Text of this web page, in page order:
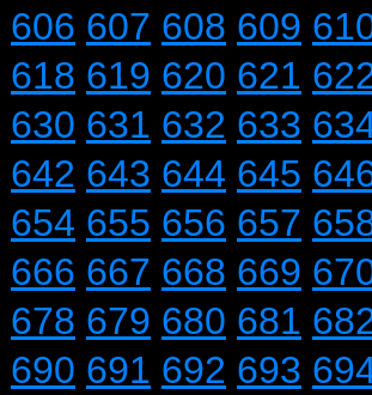
606 607 608 609
618 619 620 621
630 631 632 633
642 643 644 645
654 655 656 657
666 667 668 669
678 679 680 681
690 691 692 693